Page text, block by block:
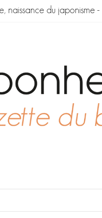
naissance du japonisme-